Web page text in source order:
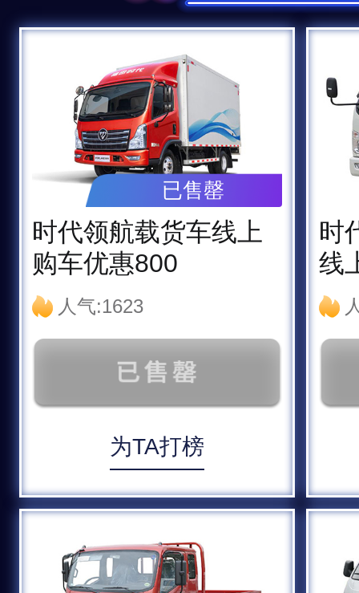
已售罄
时代领航载货车线上
购车优惠800
人气:1623
为TA打榜
时
线